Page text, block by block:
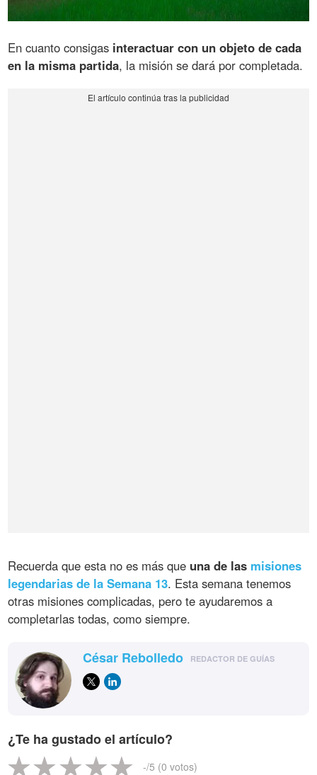
En cuanto consigas interactuar con un objeto de cada
en la misma partida, la misión se dará por completada.
Recuerda que esta no es más que una de las misiones
legendarias de la Semana 13. Esta semana tenemos
otras misiones complicadas, pero te ayudaremos a
completarlas todas, como siempre.
César Rebolledo REDACTOR DE GUÍAS
¿Te ha gustado el artículo?
-/5 (0 votos)